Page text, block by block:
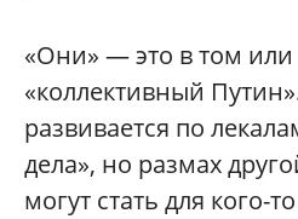
«Они» — это в том
«коллективный
развивается по
дела», но размах
могут стать для кого-